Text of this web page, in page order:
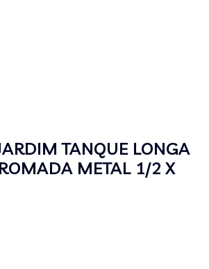
TANQUE LONGA
METAL 1/2 X